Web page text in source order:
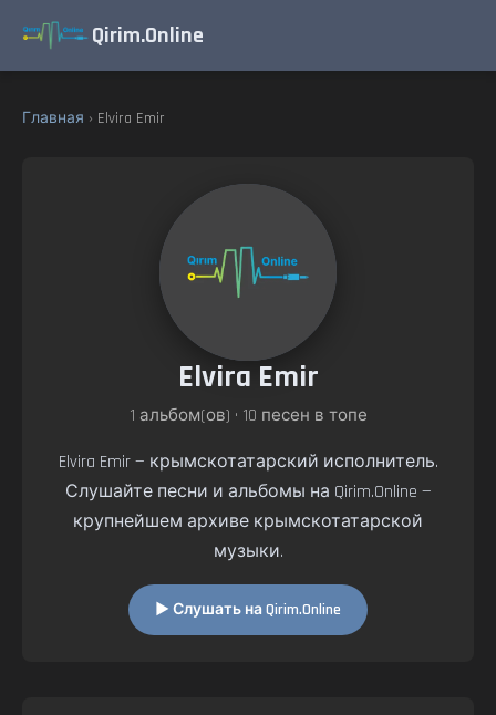
Qirim.Online
Главная › Elvira Emir
Elvira Emir
1 альбом(ов) • 10 песен в топе
Elvira Emir — крымскотатарский исполнитель.
Слушайте песни и альбомы на Qirim.Online —
крупнейшем архиве крымскотатарской
музыки.
▶ Слушать на Qirim.Online